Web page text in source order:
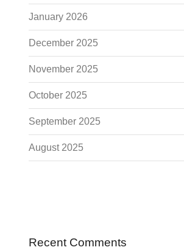
January 2026
December 2025
November 2025
October 2025
September 2025
August 2025
Recent Comments